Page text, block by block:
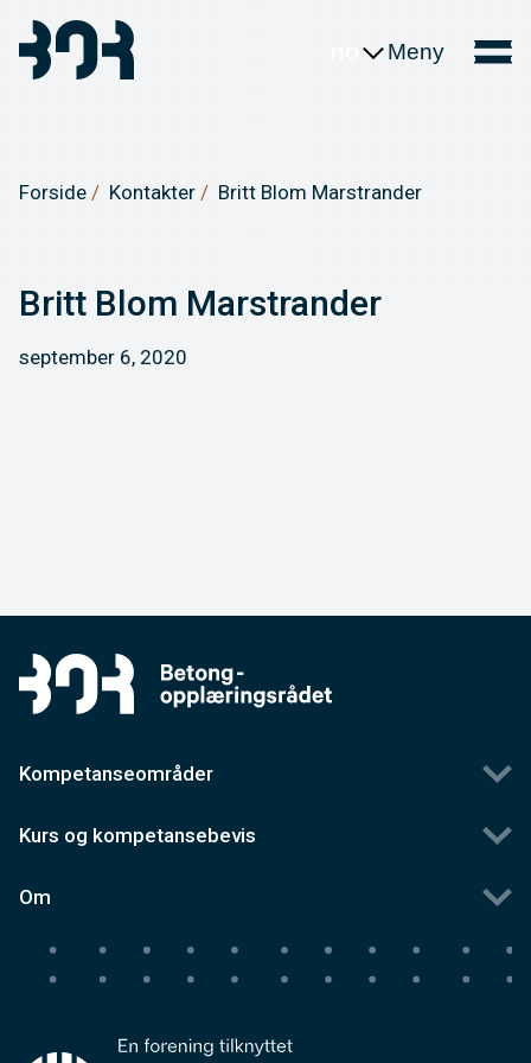
Meny
Forside Kontakter Britt Blom Marstrander
Britt Blom Marstrander
september 6, 2020
Kompetanseområder
Kurs og kompetansebevis
Om